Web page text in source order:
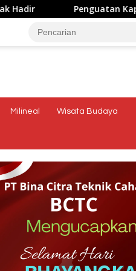
Penguatan Kapasitas
Milineal Wisata Budaya